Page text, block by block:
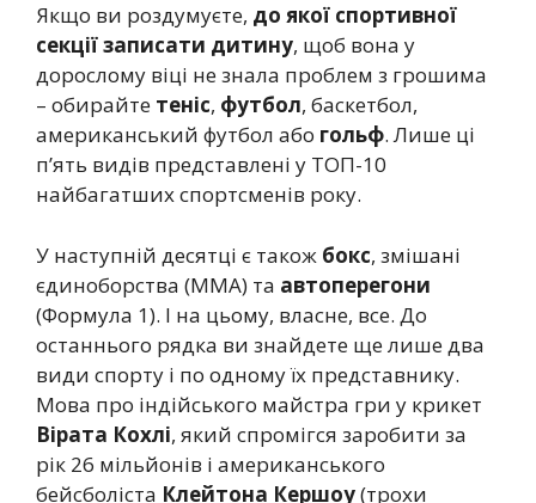
Якщо ви роздумуєте, до якої спортивної
секції записати дитину, щоб вона у
дорослому віці не знала проблем з грошима
– обирайте теніс, футбол, баскетбол,
американський футбол або гольф. Лише ці
п’ять видів представлені у ТОП-10
найбагатших спортсменів року.
У наступній десятці є також бокс, змішані
єдиноборства (ММА) та автоперегони
(Формула 1). І на цьому, власне, все. До
останнього рядка ви знайдете ще лише два
види спорту і по одному їх представнику.
Мова про індійського майстра гри у крикет
Вірата Кохлі, який спромігся заробити за
рік 26 мільйонів і американського
бейсболіста Клейтона Кершоу(трохи